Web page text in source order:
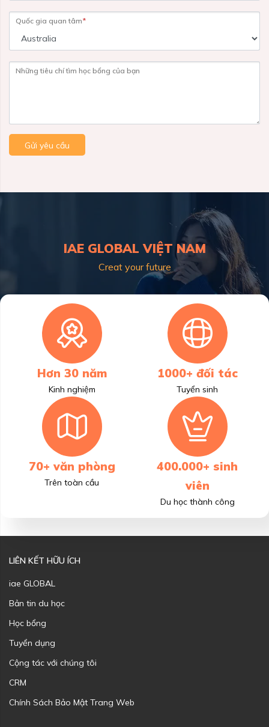
Quốc gia quan tâm*
Những tiêu chí tìm học bổng của bạn
Gửi yêu cầu
IAE GLOBAL VIỆT NAM
Creat your future
Hơn 30 năm
Kinh nghiệm
1000+ đối tác
Tuyển sinh
70+ văn phòng
Trên toàn cầu
400.000+ sinh
viên
Du học thành công
LIÊN KẾT HỮU ÍCH
iae GLOBAL
Bản tin du học
Học bổng
Tuyển dụng
Cộng tác với chúng tôi
CRM
Chính Sách Bảo Mật Trang Web